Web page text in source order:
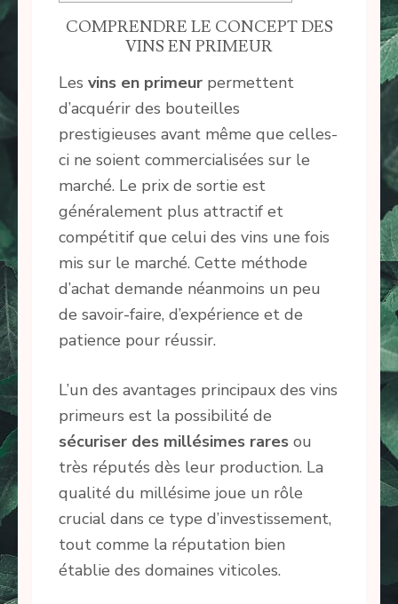
COMPRENDRE LE CONCEPT DES
VINS EN PRIMEUR
Les vins en primeur permettent
d’acquérir des bouteilles
prestigieuses avant même que celles-
ci ne soient commercialisées sur le
marché. Le prix de sortie est
généralement plus attractif et
compétitif que celui des vins une fois
mis sur le marché. Cette méthode
d’achat demande néanmoins un peu
de savoir-faire, d’expérience et de
patience pour réussir.
L’un des avantages principaux des vins
primeurs est la possibilité de
sécuriser des millésimes rares ou
très réputés dès leur production. La
qualité du millésime joue un rôle
crucial dans ce type d’investissement,
tout comme la réputation bien
établie des domaines viticoles.